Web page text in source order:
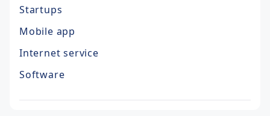
Startups
Mobile app
Internet service
Software